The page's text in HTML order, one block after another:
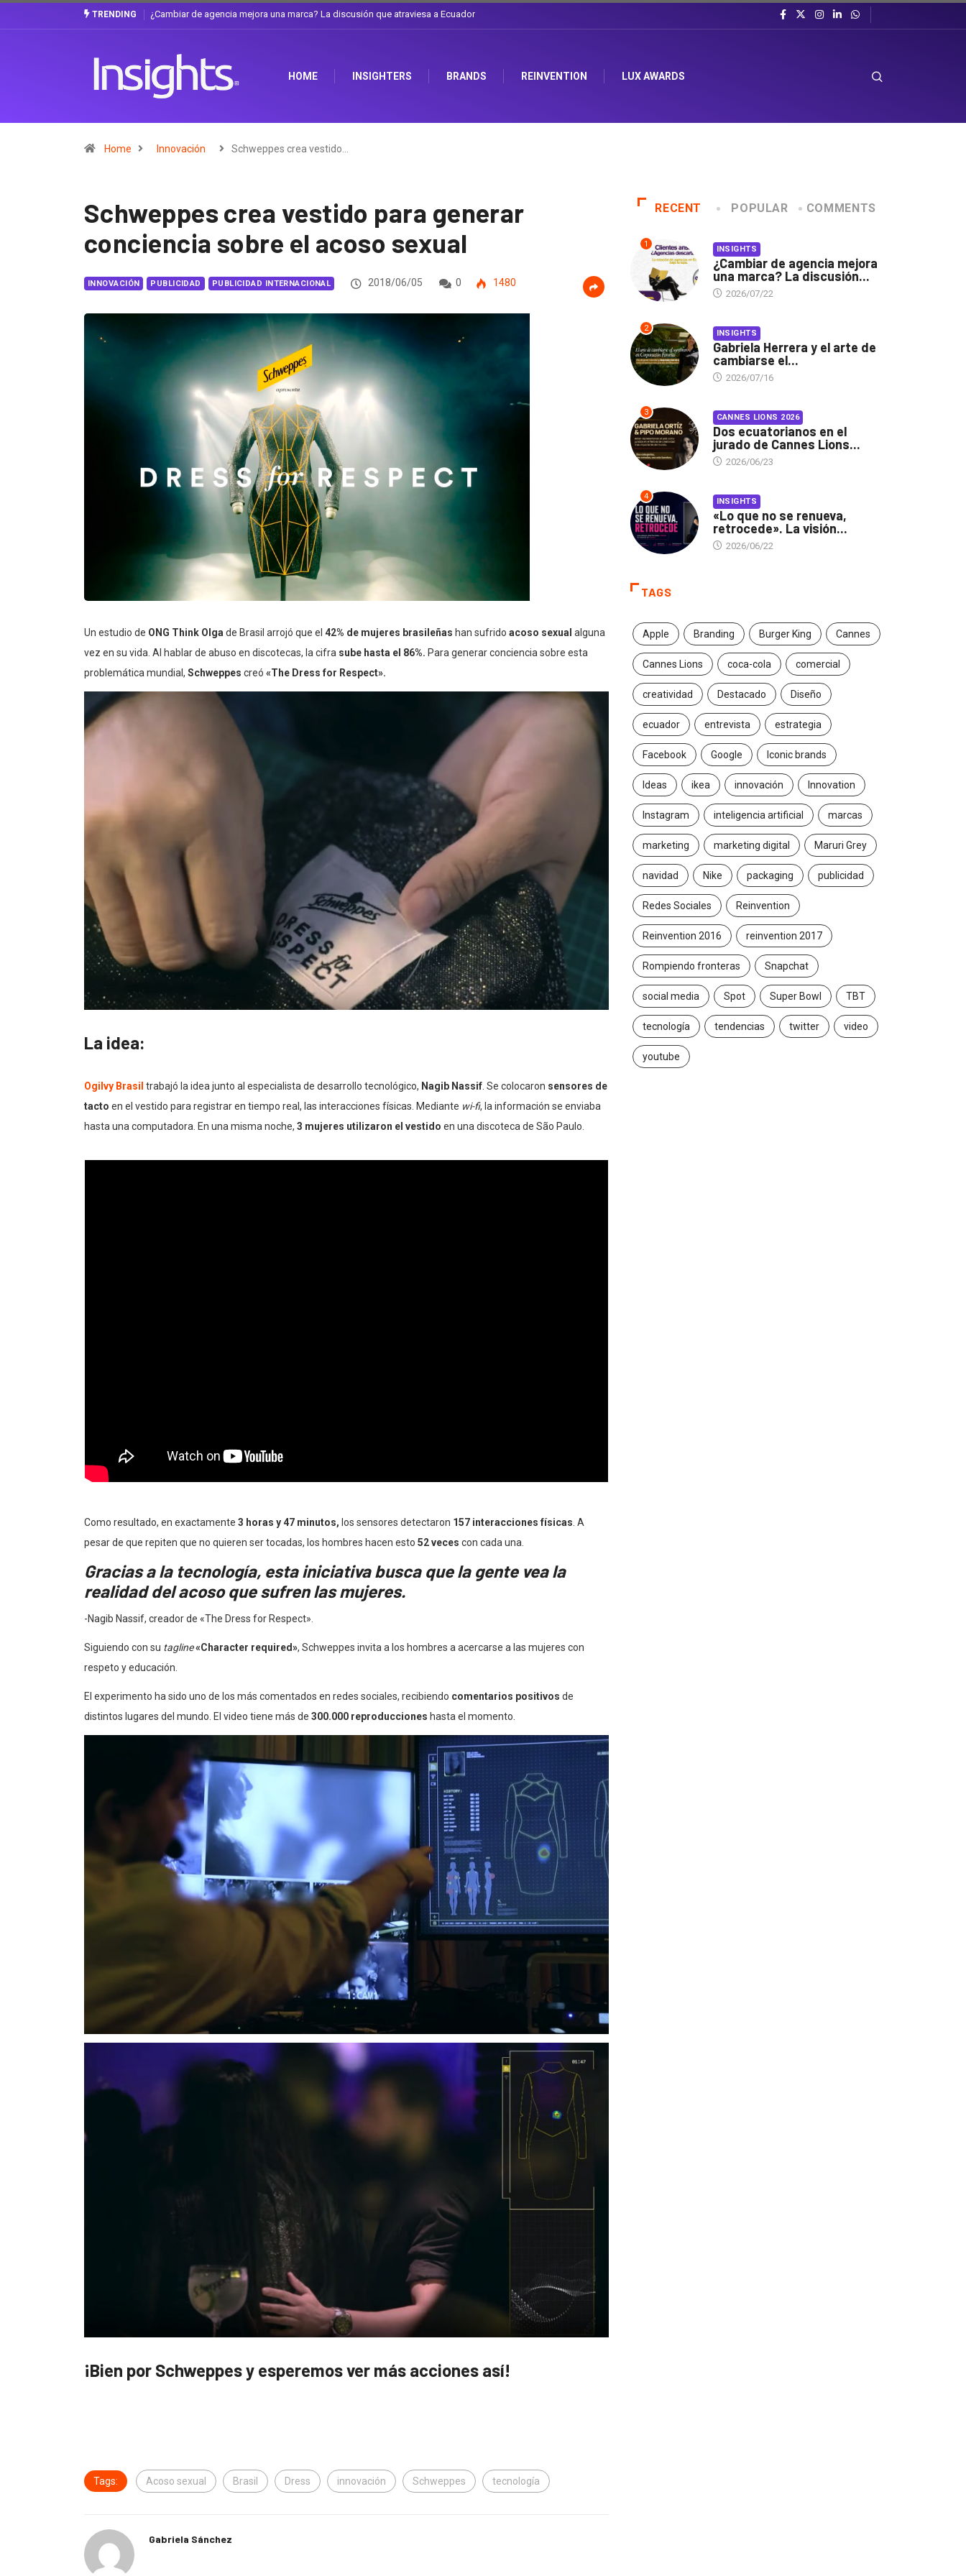
TRENDING Gabriela Herrera y el arte de cambiarse el sombrero en Corporación Favorita
HOME INSIGHTERS BRANDS REINVENTION LUX AWARDS
Home Innovación Schweppes crea vestido…
Schweppes crea vestido para generar
conciencia sobre el acoso sexual
INNOVACIÓN PUBLICIDAD PUBLICIDAD INTERNACIONAL 2018/06/05 0 1480
Un estudio de ONG Think Olgade Brasil arrojó que el 42% de mujeres brasileñas han sufrido acoso sexual alguna
vez en su vida. Al hablar de abuso en discotecas, la cifra sube hasta el 86%. Para generar conciencia sobre esta
problemática mundial, Schweppes creó «The Dress for Respect».
La idea:
Ogilvy Brasil trabajó la idea junto al especialista de desarrollo tecnológico, Nagib Nassif . Se colocaron sensores de
tacto en el vestido para registrar en tiempo real, las interacciones físicas. Mediante wi-fi, la información se enviaba
hasta una computadora. En una misma noche, 3 mujeres utilizaron el vestido en una discoteca de São Paulo.
Como resultado, en exactamente 3 horas y 47 minutos, los sensores detectaron 157 interacciones físicas . A
pesar de que repiten que no quieren ser tocadas, los hombres hacen esto 52 veces con cada una.
Gracias a la tecnología, esta iniciativa busca que la gente vea la
realidad del acoso que sufren las mujeres.
-Nagib Nassif, creador de «The Dress for Respect».
Siguiendo con su tagline«Character required», Schweppes invita a los hombres a acercarse a las mujeres con
respeto y educación.
El experimento ha sido uno de los más comentados en redes sociales, recibiendo comentarios positivos de
distintos lugares del mundo. El video tiene más de 300.000 reproducciones hasta el momento.
¡Bien por Schweppes y esperemos ver más acciones así!
Tags: Acoso sexual Brasil Dress innovación Schweppes tecnología
Gabriela Sánchez
RECENT POPULAR COMMENTS
1 INSIGHTS
¿Cambiar de agencia mejora
una marca? La discusión...
2026/07/22
2 INSIGHTS
Gabriela Herrera y el arte de
cambiarse el...
2026/07/16
3 CANNES LIONS 2026
Dos ecuatorianos en el
jurado de Cannes Lions...
2026/06/23
4 INSIGHTS
«Lo que no se renueva,
retrocede». La visión...
2026/06/22
TAGS
Apple Branding Burger King Cannes
Cannes Lions coca-cola comercial
creatividad Destacado Diseño
ecuador entrevista estrategia
Facebook Google Iconic brands
Ideas ikea innovación Innovation
Instagram inteligencia artificial marcas
marketing marketing digital Maruri Grey
navidad Nike packaging publicidad
Redes Sociales Reinvention
Reinvention 2016 reinvention 2017
Rompiendo fronteras Snapchat
social media Spot Super Bowl TBT
tecnología tendencias twitter video
youtube